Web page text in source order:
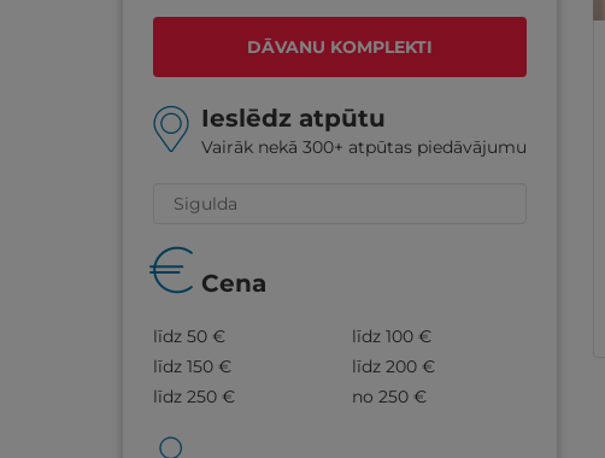
DĀVANU KOMPLEKTI
Ieslēdz atpūtu
Vairāk nekā 300+ atpūtas piedāvājumu
Cena
līdz 50 €
līdz 100 €
līdz 150 €
līdz 200 €
līdz 250 €
no 250 €